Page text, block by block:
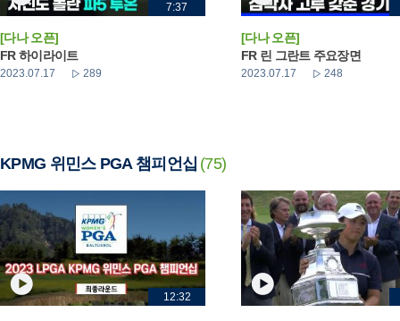
7:37
[다나 오픈]
FR 하이라이트
2023.07.17 289
[다나 오픈]
FR 린 그란트 주요장면
2023.07.17 248
KPMG 위민스 PGA 챔피언십 (75)
12:32